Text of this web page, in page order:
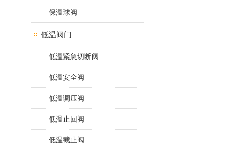
保温球阀
低温阀门
低温紧急切断阀
低温安全阀
低温调压阀
低温止回阀
低温截止阀